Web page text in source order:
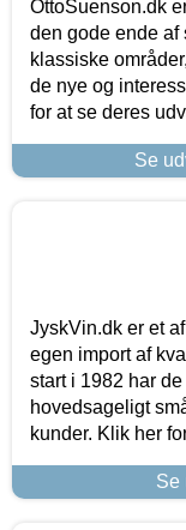
OttoSuenson.dk
den gode ende af
klassiske
de nye og
for at se deres
Se
JyskVin.dk er et
egen import af
start i 1982 har
hovedsageligt
kunder. Klik her
Se